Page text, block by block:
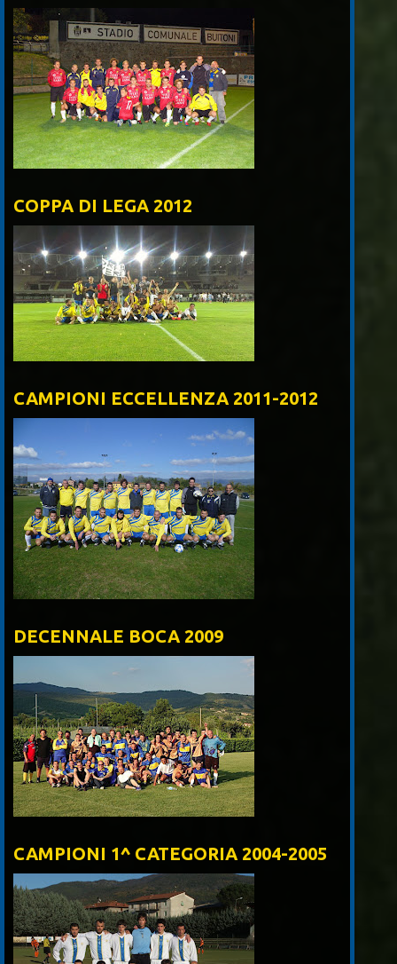
COPPA DI LEGA 2012
CAMPIONI ECCELLENZA 2011-2012
DECENNALE BOCA 2009
CAMPIONI 1^ CATEGORIA 2004-2005